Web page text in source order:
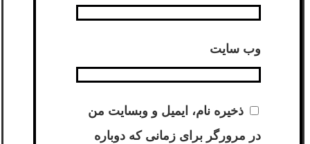
وب‌ سایت
ذخیره نام، ایمیل و وبسایت من
در مرورگر برای زمانی که دوباره